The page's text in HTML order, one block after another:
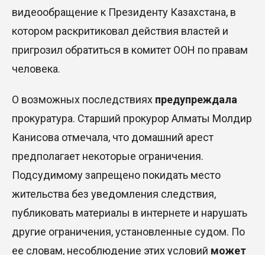
видеообращение к Президенту Казахстана, в
котором раскритиковал действия властей и
пригрозил обратиться в комитет ООН по правам
человека.
О возможных последствиях предупреждала
прокуратура. Старший прокурор Алматы Молдир
Канисова отмечала, что домашний арест
предполагает некоторые ограничения.
Подсудимому запрещено покидать место
жительства без уведомления следствия,
публиковать материалы в интернете и нарушать
другие ограничения, установленные судом. По
ее словам, несоблюдение этих условий может